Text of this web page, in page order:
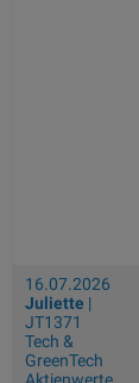
16.07.2026
Juliette |
JT1371
Tech &
GreenTech